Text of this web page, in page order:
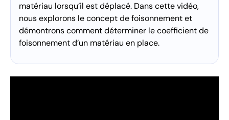
matériau lorsqu’il est déplacé. Dans cette vidéo,
nous explorons le concept de foisonnement et
démontrons comment déterminer le coefficient de
foisonnement d’un matériau en place.